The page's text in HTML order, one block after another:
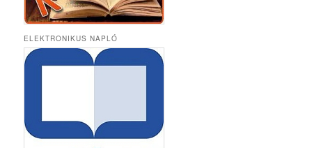
ELEKTRONIKUS NAPLÓ